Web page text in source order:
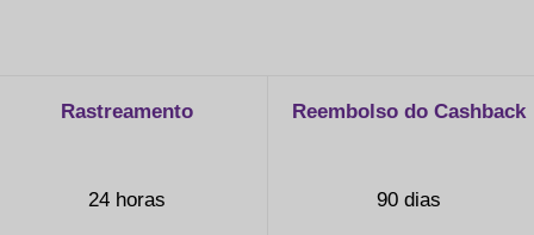
Rastreamento
24 horas
Reembolso do Cashback
90 dias